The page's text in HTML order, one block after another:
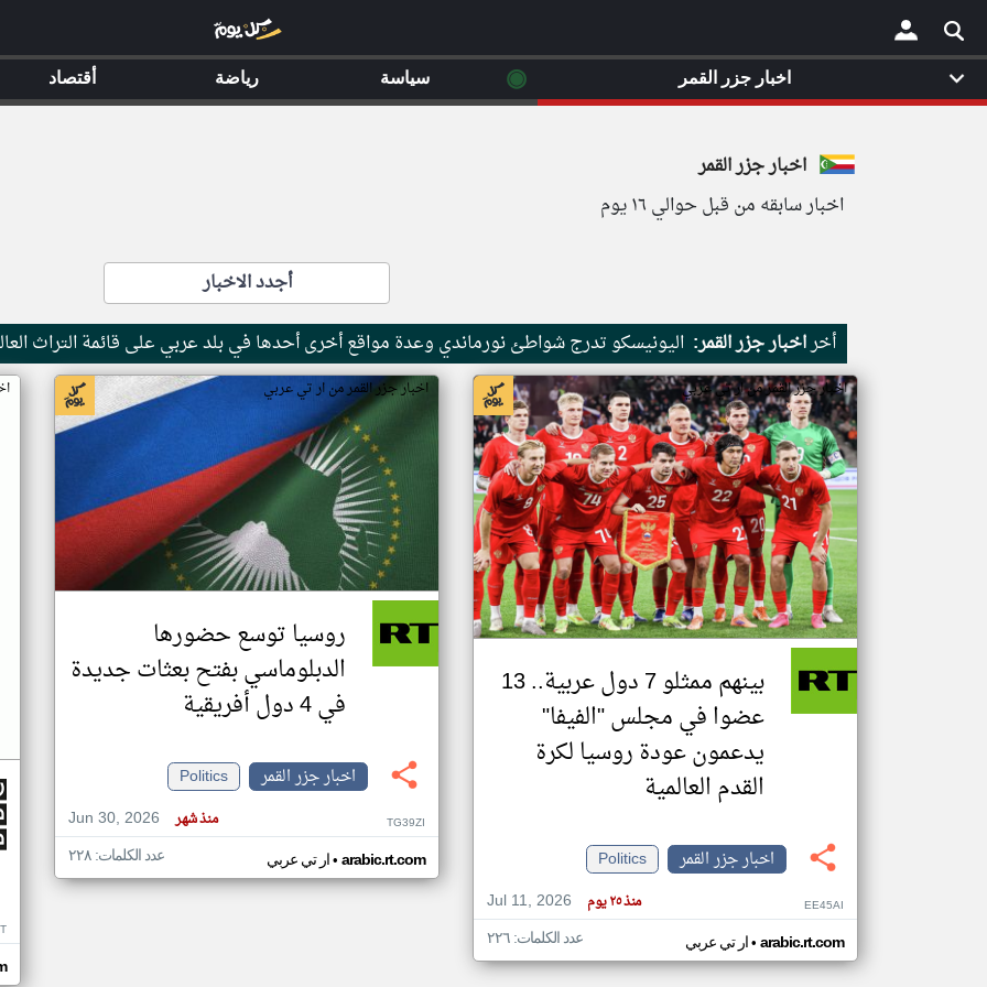
×
اخبار جزر القمر
اخبار سابقه من قبل حوالي ١٦ يوم
أجدد الاخبار
أخراخبار جزر القمر: اليونيسكو تدرج شواطئ نورماندي وعدة مواقع أخرى أحدها في بلد عربي على قائمة التراث
اخبار جزر القمر من ار تي عربي
بينهم ممثلو 7 دول عربية.. 13
عضوا في مجلس "الفيفا"
يدعمون عودة روسيا لكرة
القدم العالمية
اخبار جزر القمر
Politics
Jul 11, 2026
منذ ٢٥ يوم EE45AI
ار تي عربي• arabic.rt.com عدد الكلمات: ٢٢٦
اخبار جزر القمر من ار تي عربي
روسيا توسع حضورها
الدبلوماسي بفتح بعثات جديدة
في 4 دول أفريقية
اخبار جزر القمر
Politics
Jun 30, 2026
منذ شهر TG39ZI
ار تي عربي• arabic.rt.com عدد الكلمات: ٢٢٨
اخبار جزر القمر ◉ سياسة رياضة أقتصاد